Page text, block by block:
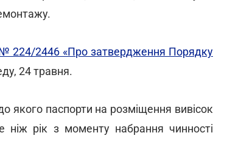
№ 224/2446 «Про затвердження Порядку
24 травня.
якого паспорти на розміщення вивісок
ніж рік з моменту набрання чинності